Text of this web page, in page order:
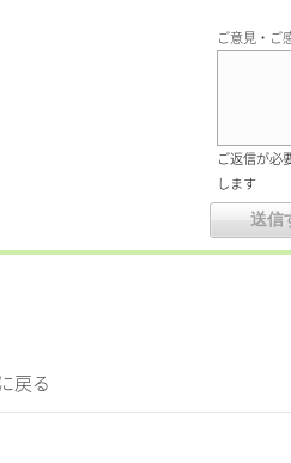
ご意見・ご
ご返信が必
します
戻る